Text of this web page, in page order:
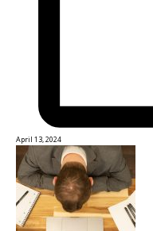
April 13, 2024